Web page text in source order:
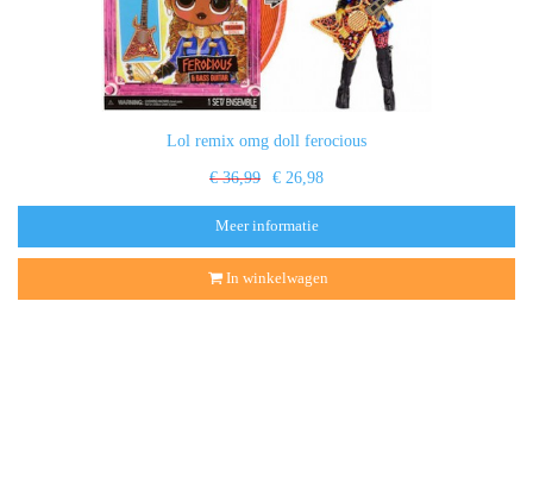
Lol remix omg doll ferocious
€ 36,99 € 26,98
Meer informatie
In winkelwagen